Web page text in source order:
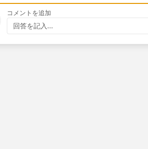
コメントを追加
回答を記入...